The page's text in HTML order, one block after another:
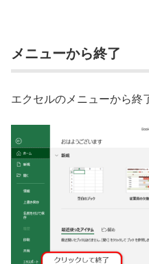
メニューから終了
エクセルのメニューから終